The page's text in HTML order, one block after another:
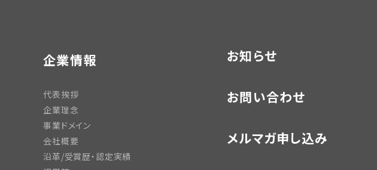
企業情報
代表挨拶
企業理念
事業ドメイン
会社概要
沿革/受賞歴・認定実績
お知らせ
お問い合わせ
メルマガ申し込み